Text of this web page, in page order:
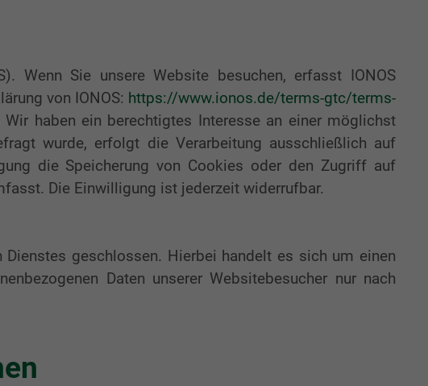
Wenn Sie unsere Website besuchen, erfasst IONOS
von IONOS: https://www.ionos.de/terms-gtc/terms-
haben ein berechtigtes Interesse an einer möglichst
wurde, erfolgt die Verarbeitung ausschließlich auf
die Speicherung von Cookies oder den Zugriff auf
Die Einwilligung ist jederzeit widerrufbar.
geschlossen. Hierbei handelt es sich um einen
Daten unserer Websitebesucher nur nach